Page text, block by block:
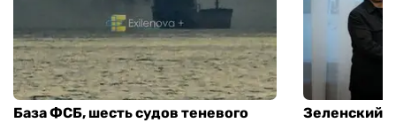
База ФСБ, шесть судов теневого
Зеленский